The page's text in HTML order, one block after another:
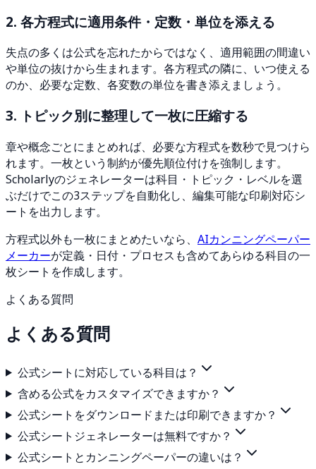
2. 各方程式に適用条件・定数・単位を添える
失点の多くは公式を忘れたからではなく、適用範囲の間違い
や単位の抜けから生まれます。各方程式の隣に、いつ使える
のか、必要な定数、各変数の単位を書き添えましょう。
3. トピック別に整理して一枚に圧縮する
章や概念ごとにまとめれば、必要な方程式を数秒で見つけら
れます。一枚という制約が優先順位付けを強制します。
Scholarlyのジェネレーターは科目・トピック・レベルを選
ぶだけでこの3ステップを自動化し、編集可能な印刷対応シ
ートを出力します。
方程式以外も一枚にまとめたいなら、 AIカンニングペーパー
メーカーが定義・日付・プロセスも含めてあらゆる科目の一
枚シートを作成します。
よくある質問
よくある質問
公式シートに対応している科目は？
含める公式をカスタマイズできますか？
公式シートをダウンロードまたは印刷できますか？
公式シートジェネレーターは無料ですか？
公式シートとカンニングペーパーの違いは？